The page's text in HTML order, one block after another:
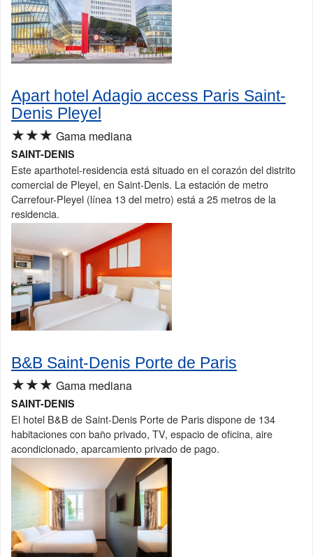
Apart hotel Adagio access Paris Saint-
Denis Pleyel
★★★ Gama mediana
SAINT-DENIS
Este aparthotel-residencia está situado en el corazón del distrito
comercial de Pleyel, en Saint-Denis. La estación de metro
Carrefour-Pleyel (línea 13 del metro) está a 25 metros de la
residencia.
B&B Saint-Denis Porte de Paris
★★★ Gama mediana
SAINT-DENIS
El hotel B&B de Saint-Denis Porte de Paris dispone de 134
habitaciones con baño privado, TV, espacio de oficina, aire
acondicionado, aparcamiento privado de pago.